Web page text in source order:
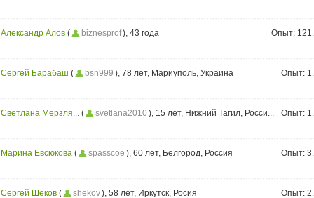
Александр Алов ( biznesprof), 43 года Опыт:
Сергей Барабаш ( bsn999 ), 78 лет, Мариуполь, Украина Опыт:
Светлана Мерзля... ( svetlana2010 ), 15 лет, Нижний Тагил, Росси... Опыт:
Марина Евсюкова ( spasscoe ), 60 лет, Белгород, Россия Опыт:
Сергей Шеков ( shekov), 58 лет, Иркутск, Росия Опыт: